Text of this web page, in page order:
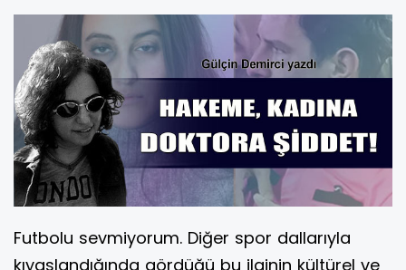
Futbolu sevmiyorum. Diğer spor dallarıyla
kıyaslandığında gördüğü bu ilginin kültürel ve